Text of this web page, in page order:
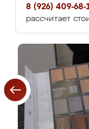
8 (926) 409-68-
рассчитает